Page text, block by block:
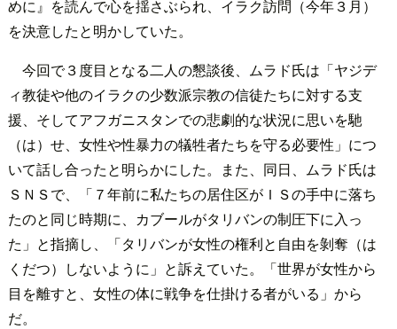
めに』を読んで心を揺さぶられ、イラク訪問（今年３月）
を決意したと明かしていた。
今回で３度目となる二人の懇談後、ムラド氏は「ヤジデ
ィ教徒や他のイラクの少数派宗教の信徒たちに対する支
援、そしてアフガニスタンでの悲劇的な状況に思いを馳
（は）せ、女性や性暴力の犠牲者たちを守る必要性」につ
いて話し合ったと明らかにした。また、同日、ムラド氏は
ＳＮＳで、「７年前に私たちの居住区がＩＳの手中に落ち
たのと同じ時期に、カブールがタリバンの制圧下に入っ
た」と指摘し、「タリバンが女性の権利と自由を剝奪（は
くだつ）しないように」と訴えていた。「世界が女性から
目を離すと、女性の体に戦争を仕掛ける者がいる」から
だ。